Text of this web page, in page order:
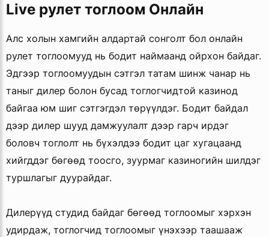
Live рулет тоглоом Онлайн
Алс холын хамгийн алдартай сонголт бол онлайн
рулет тоглоомууд нь бодит наймаанд ойрхон байдаг.
Эдгээр тоглоомуудын сэтгэл татам шинж чанар нь
таныг дилер болон бусад тоглогчидтой казинод
байгаа юм шиг сэтгэгдэл төрүүлдэг. Бодит байдал
дээр дилер шууд дамжуулалт дээр гарч ирдэг
боловч тоглолт нь бүхэлдээ бодит цаг хугацаанд
хийгддэг бөгөөд тоосго, зуурмаг казиногийн шилдэг
туршлагыг дуурайдаг.
Дилерүүд студид байдаг бөгөөд тоглоомыг хэрхэн
удирдаж, тоглогчид тоглоомыг үнэхээр таашааж